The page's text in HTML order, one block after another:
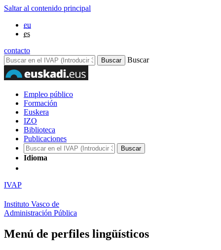
Saltar al contenido principal
eu
es
contacto
Buscar
Empleo público
Formación
Euskera
IZO
Biblioteca
Publicaciones
Idioma
IVAP
Instituto Vasco de
Administración Pública
Menú de perfiles lingüísticos